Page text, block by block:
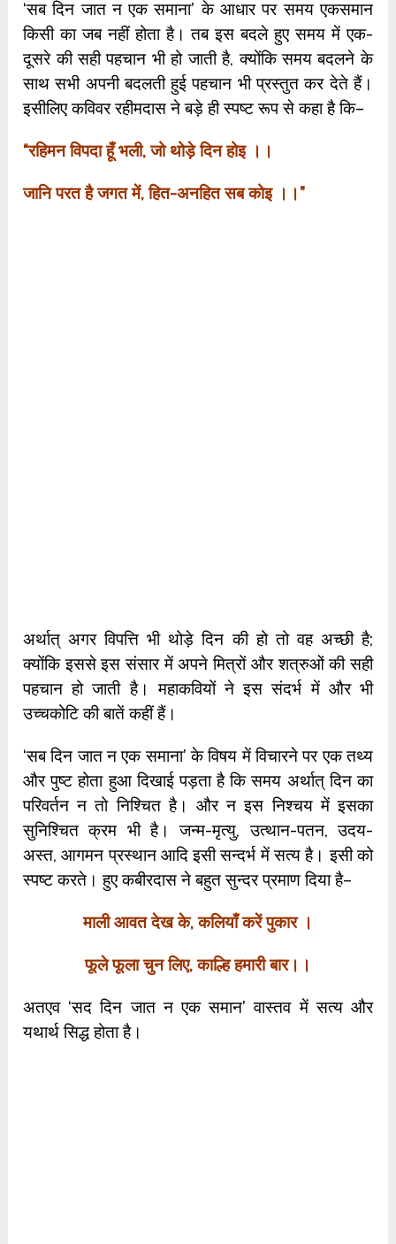
‘सब दिन जात न एक समाना’ के आधार पर समय एकसमान
किसी का जब नहीं होता है। तब इस बदले हुए समय में एक-
दूसरे की सही पहचान भी हो जाती है, क्योंकि समय बदलने के
साथ सभी अपनी बदलती हुई पहचान भी प्रस्तुत कर देते हैं।
इसीलिए कविवर रहीमदास ने बड़े ही स्पष्ट रूप से कहा है कि–
“रहिमन विपदा हूँ भली,जो थोड़े दिन होइ ।।
जानि परत है जगत में,हित-अनहित सब कोइ ।।”
अर्थात् अगर विपत्ति भी थोड़े दिन की हो तो वह अच्छी है;
क्योंकि इससे इस संसार में अपने मित्रों और शत्रुओं की सही
पहचान हो जाती है। महाकवियों ने इस संदर्भ में और भी
उच्चकोटि की बातें कहीं हैं।
‘सब दिन जात न एक समाना’ के विषय में विचारने पर एक तथ्य
और पुष्ट होता हुआ दिखाई पड़ता है कि समय अर्थात् दिन का
परिवर्तन न तो निश्चित है। और न इस निश्चय में इसका
सुनिश्चित क्रम भी है। जन्म-मृत्यु, उत्थान-पतन, उदय-
अस्त, आगमन प्रस्थान आदि इसी सन्दर्भ में सत्य है। इसी को
स्पष्ट करते। हुए कबीरदास ने बहुत सुन्दर प्रमाण दिया है–
माली आवत देख के,कलियाँ करें पुकार ।
फूले फूला चुन लिए,काल्हि हमारी बार।।
अतएव ‘सद दिन जात न एक समान’ वास्तव में सत्य और
यथार्थ सिद्ध होता है।